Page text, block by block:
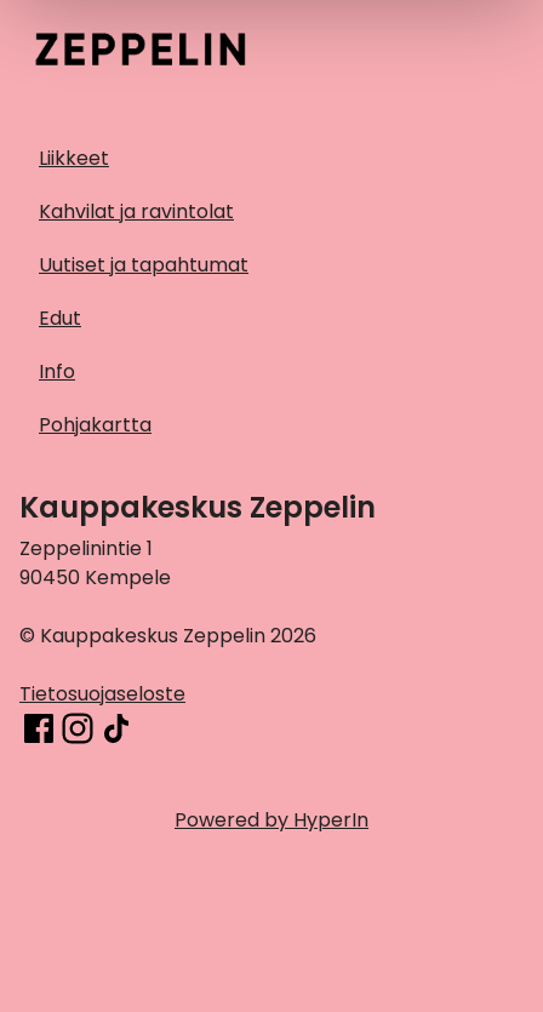
Liikkeet
Kahvilat ja ravintolat
Uutiset ja tapahtumat
Edut
Info
Pohjakartta
Kauppakeskus Zeppelin
Zeppelinintie 1
90450 Kempele
© Kauppakeskus Zeppelin 2026
Tietosuojaseloste
Powered by HyperIn